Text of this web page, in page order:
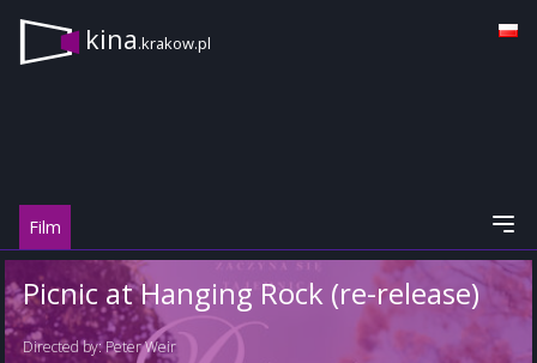
kina.krakow.pl
Film
Picnic at Hanging Rock (re-release)
Directed by:Peter Weir